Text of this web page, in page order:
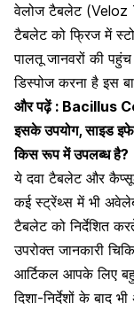
वेलोज टैबलेट (Veloz
टैबलेट को फ्रिज में
पालतू जानवरों की
डिस्पोज करना है इस
और पढ़ें : Bacillus
इसके उपयोग, साइड
किस रूप में उपलब्ध है?
ये दवा टैबलेट और
कई स्ट्रेंथ्स में भी
टैबलेट को निर्देशित
उपरोक्त जानकारी
आर्टिकल आपके लिए
दिशा-निर्देशों के बाद